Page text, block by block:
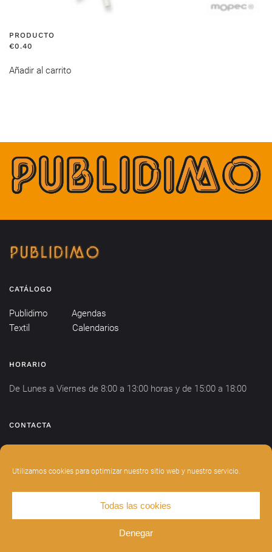
Utilizamos cookies para optimizar nuestro sitio web y nuestro servicio.
Todas las cookies
Denegar
PRODUCTO
€0.40
Añadir al carrito
CATÁLOGO
Publidimo
Agendas
Textil
Calendarios
HORARIO
De Lunes a Viernes de 8:00 a 13:00 horas y de 15:00 a 18:00
CONTACTA
POLÍTICA DE PRIVACIDAD